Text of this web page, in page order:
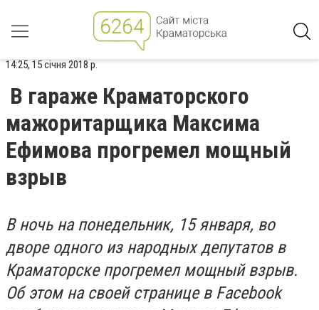
14:25, 15 січня 2018 р.
В гараже Краматорского
мажоритарщика Максима
Ефимова прогремел мощный
взрыв
В ночь на понедельник, 15 января, во
дворе одного из народных депутатов в
Краматорске прогремел мощный взрыв.
Об этом на своей странице в Facebook